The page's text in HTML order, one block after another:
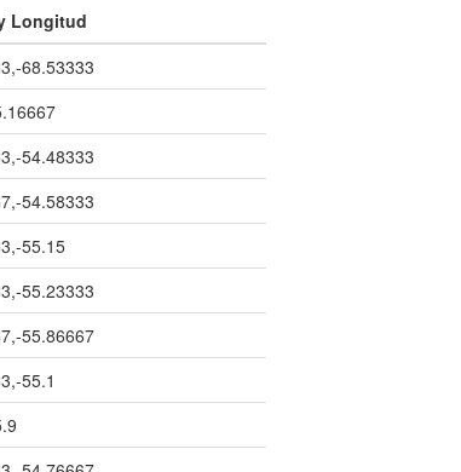
Longitud
68.53333
54.48333
54.58333
55.15
55.23333
55.86667
55.1